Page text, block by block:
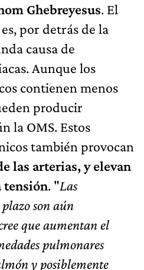
Ghebreyesus. El
por detrás de la
causa de
Aunque los
contienen menos
producir
la OMS. Estos
también provocan
las arterias, y elevan
tensión. "Las
son aún
que aumentan el
pulmonares
y posiblemente